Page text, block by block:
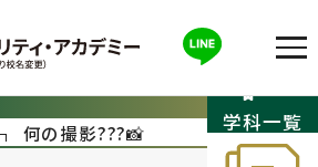
学科一覧
何の撮影???📸
何の撮影???📸